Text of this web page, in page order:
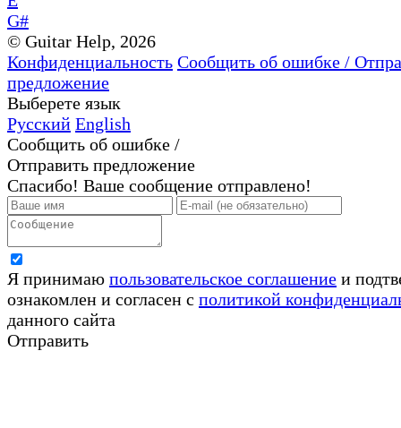
G#
© Guitar Help, 2026
Конфиденциальность Сообщить об ошибке /
предложение
Выберете язык
Русский English
Сообщить об ошибке /
Отправить предложение
Спасибо! Ваше сообщение отправлено!
Я принимаю пользовательское соглашение и
ознакомлен и согласен с политикой
данного сайта
Отправить